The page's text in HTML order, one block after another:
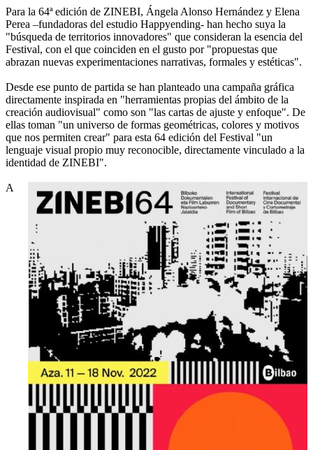
Para la 64ª edición de ZINEBI, Ángela Alonso Hernández y Elena
Perea –fundadoras del estudio Happyending- han hecho suya la
"búsqueda de territorios innovadores" que consideran la esencia del
Festival, con el que coinciden en el gusto por "propuestas que
abrazan nuevas experimentaciones narrativas, formales y estéticas".
Desde ese punto de partida se han planteado una campaña gráfica
directamente inspirada en "herramientas propias del ámbito de la
creación audiovisual" como son "las cartas de ajuste y enfoque". De
ellas toman "un universo de formas geométricas, colores y motivos
que nos permiten crear" para esta 64 edición del Festival "un
lenguaje visual propio muy reconocible, directamente vinculado a la
identidad de ZINEBI".
A